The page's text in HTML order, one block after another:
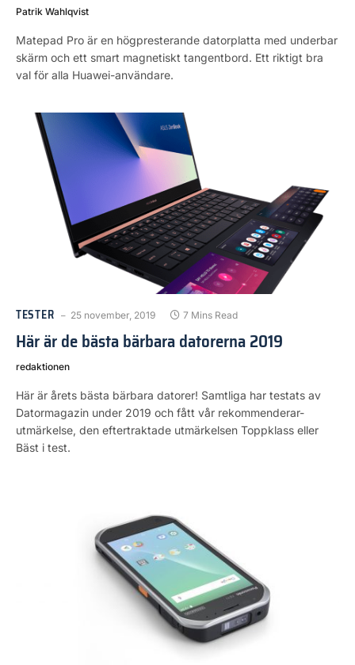
Patrik Wahlqvist
Matepad Pro är en högpresterande datorplatta med underbar
skärm och ett smart magnetiskt tangentbord. Ett riktigt bra
val för alla Huawei-användare.
TESTER 25 november, 2019 7 Mins Read
Här är de bästa bärbara datorerna 2019
redaktionen
Här är årets bästa bärbara datorer! Samtliga har testats av
Datormagazin under 2019 och fått vår rekommenderar-
utmärkelse, den eftertraktade utmärkelsen Toppklass eller
Bäst i test.